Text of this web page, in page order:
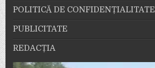
POLITICĂ DE CONFIDENȚIALITATE
PUBLICITATE
REDACȚIA